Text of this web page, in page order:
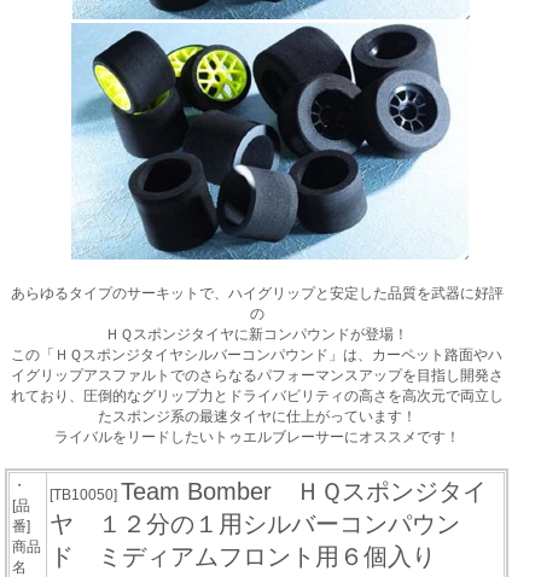
あらゆるタイプのサーキットで、ハイグリップと安定した品質を武器に好評
の
ＨＱスポンジタイヤに新コンパウンドが登場！
この「ＨＱスポンジタイヤシルバーコンパウンド」は、カーペット路面やハ
イグリップアスファルトでのさらなるパフォーマンスアップを目指し開発さ
れており、圧倒的なグリップ力とドライバビリティの高さを高次元で両立し
たスポンジ系の最速タイヤに仕上がっています！
ライバルをリードしたいトゥエルブレーサーにオススメです！
・
[品
番]
商品
名
[TB10050] Team Bomber ＨＱスポンジタイ
ヤ １２分の１用シルバーコンパウン
ド ミディアムフロント用６個入り